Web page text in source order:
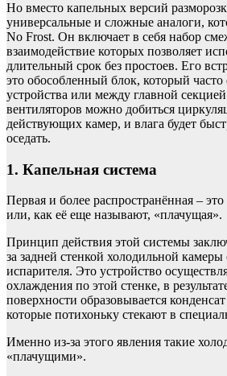
Но вместо капельных версий
универсальные и сложные аналоги,
No Frost. Он включает в себя набор
взаимодействие которых позволяет
длительный срок без простоев. Его
это обособленный блок, который
устройства или между главной
вентиляторов можно добиться
действующих камер, и влага будет
оседать.
1. Капельная система
Первая и более распространённая –
или, как её еще называют, «плачущая».
Принцип действия этой системы
за задней стенкой холодильной камеры
испарителя. Это устройство
охлаждения по этой стенке, в
поверхности образовывается
которые потихоньку стекают в
Именно из-за этого явления такие
«плачущими».